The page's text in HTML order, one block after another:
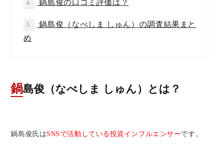
4. 鍋島俊の口コミ評価は？
5.
鍋島俊（なべしま しゅん）の調査結果まと
め
鍋島俊（なべしま しゅん）とは？
鍋島俊氏はSNSで活動している投資インフルエンサーです。